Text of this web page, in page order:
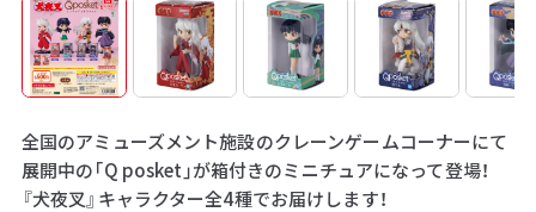
全国のアミューズメント施設のクレーンゲームコーナーにて
展開中の「Q posket」が箱付きのミニチュアになって登場！
『犬夜叉』キャラクター全4種でお届けします！